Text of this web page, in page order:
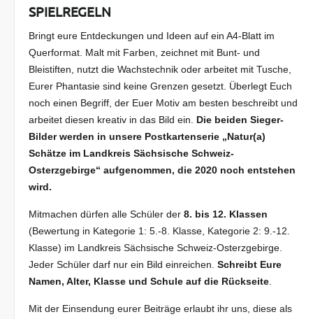
SPIELREGELN
Bringt eure Entdeckungen und Ideen auf ein A4-Blatt im
Querformat. Malt mit Farben, zeichnet mit Bunt- und
Bleistiften, nutzt die Wachstechnik oder arbeitet mit Tusche,
Eurer Phantasie sind keine Grenzen gesetzt. Überlegt Euch
noch einen Begriff, der Euer Motiv am besten beschreibt und
arbeitet diesen kreativ in das Bild ein. Die beiden Sieger-
Bilder werden in unsere Postkartenserie „Natur(a)
Schätze im Landkreis Sächsische Schweiz-
Osterzgebirge“ aufgenommen, die 2020 noch entstehen
wird.
Mitmachen dürfen alle Schüler der8. bis 12. Klassen
(Bewertung in Kategorie 1: 5.-8. Klasse, Kategorie 2: 9.-12.
Klasse) im Landkreis Sächsische Schweiz-Osterzgebirge.
Jeder Schüler darf nur ein Bild einreichen.Schreibt Eure
Namen, Alter, Klasse und Schule auf die Rückseite
Mit der Einsendung eurer Beiträge erlaubt ihr uns, diese als